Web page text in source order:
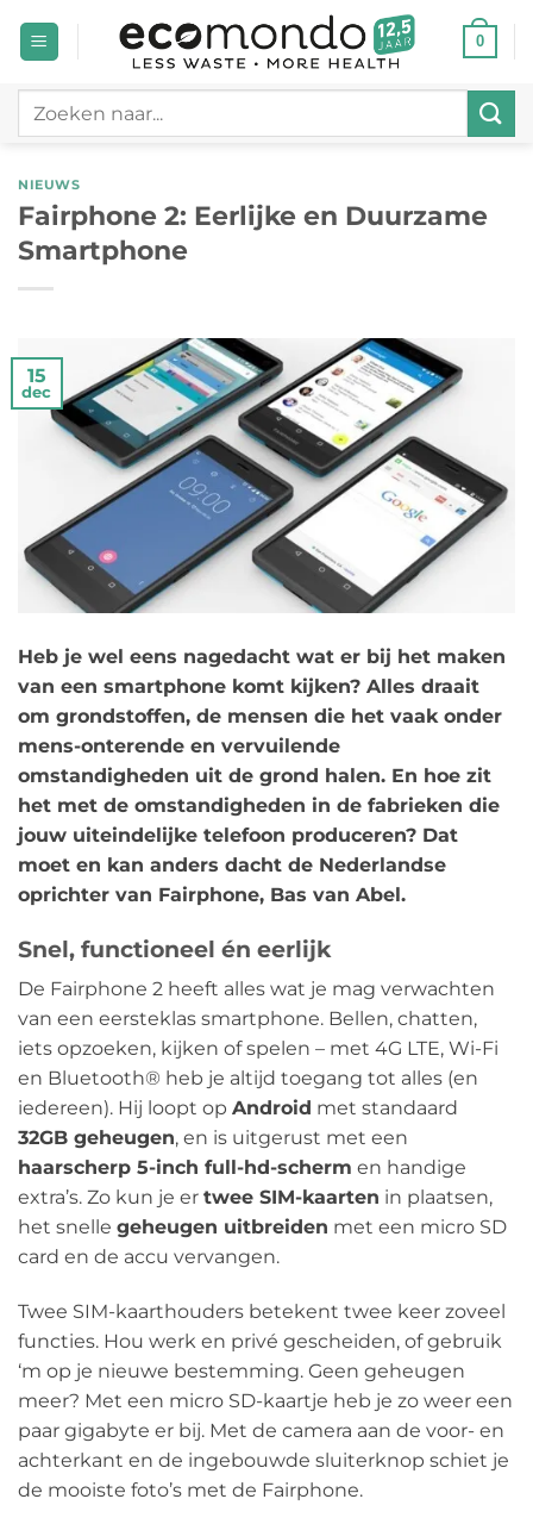
naar
0
Zoeken
NIEUWS
Fairphone 2: Eerlijke en Duurzame
Smartphone
15
dec
Heb je wel eens nagedacht wat er bij het maken
van een smartphone komt kijken? Alles draait
om grondstoffen, de mensen die het vaak onder
mens-onterende en vervuilende
omstandigheden uit de grond halen. En hoe zit
het met de omstandigheden in de fabrieken die
jouw uiteindelijke telefoon produceren? Dat
moet en kan anders dacht de Nederlandse
oprichter van Fairphone, Bas van Abel.
Snel, functioneel én eerlijk
De Fairphone 2 heeft alles wat je mag verwachten
van een eersteklas smartphone. Bellen, chatten,
iets opzoeken, kijken of spelen – met 4G LTE, Wi-Fi
en Bluetooth® heb je altijd toegang tot alles (en
iedereen). Hij loopt op Android met standaard
32GB geheugen, en is uitgerust met een
haarscherp 5-inch full-hd-scherm en handige
extra’s. Zo kun je er twee SIM-kaarten in plaatsen,
het snelle geheugen uitbreiden met een micro SD
card en de accu vervangen.
Twee SIM-kaarthouders betekent twee keer zoveel
functies. Hou werk en privé gescheiden, of gebruik
‘m op je nieuwe bestemming. Geen geheugen
meer? Met een micro SD-kaartje heb je zo weer een
paar gigabyte er bij. Met de camera aan de voor- en
achterkant en de ingebouwde sluiterknop schiet je
de mooiste foto’s met de Fairphone.